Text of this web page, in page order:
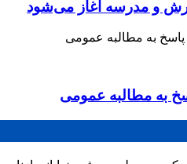
و مدرسه آغاز می‌شود
به مطالبه عمومی